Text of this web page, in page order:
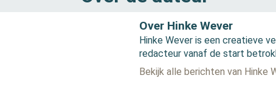
Over Hinke Wever
Hinke Wever is een creatieve
redacteur vanaf de start
Bekijk alle berichten van Hinke